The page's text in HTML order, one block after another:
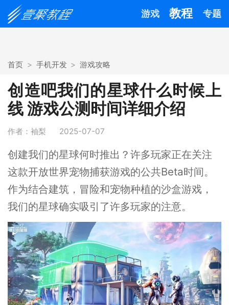
游戏 教程 专题
首页 手机开发 游戏攻略
创造吧我们的星球什么时候上
线 游戏公测时间详细介绍
作者：袖梨 2025-07-07
创建我们的星球何时推出？许多玩家正在关注
这款开放世界宠物捕获游戏的公共Beta时间。
作为结合建筑，冒险和宠物种植的沙盒游戏，
我们的星球确实吸引了许多玩家的注意。